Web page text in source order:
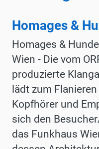
Homages &
Homages &
Wien - Die vom
produzierte
lädt zum
Kopfhörer und
sich den
das Funkhaus